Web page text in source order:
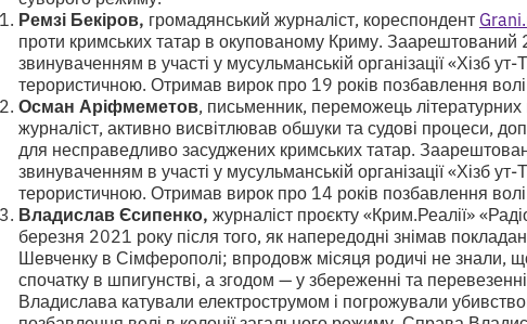
Ремзі Бекіров, громадянський журналіст, кореспондент
проти кримських татар в окупованому Криму. Заарештований
звинуваченням в участі у мусульманській організації «Хізб ут-
терористичною. Отримав вирок про 19 років позбавлення
Осман Аріфмеметов, письменник, переможець літературних
журналіст, активно висвітлював обшуки та судові процеси,
для несправедливо засуджених кримських татар.
звинуваченням в участі у мусульманській організації «Хізб ут-
терористичною. Отримав вирок про 14 років позбавлення
Владислав Єсипенко, журналіст проєкту «Крим.Реалії»
березня 2021 року після того, як напередодні знімав
Шевченку в Сімферополі; впродовж місяця родичі не знали,
спочатку в шпигунстві, а згодом — у збереженні та
Владислава катували електрострумом і погрожували